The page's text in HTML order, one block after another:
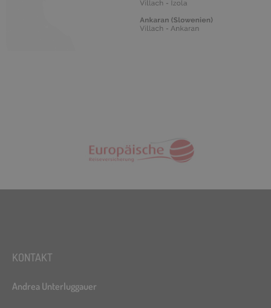
KONTAKT
Andrea Unterluggauer